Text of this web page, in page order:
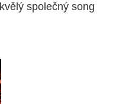
společný song